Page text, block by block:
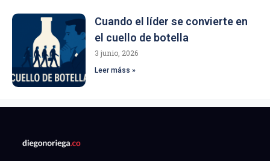
Cuando el líder se convierte en
el cuello de botella
3 junio, 2026
Leer máss »